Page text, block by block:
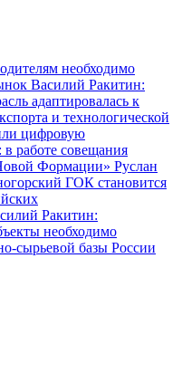
необходимо
Василий Ракитин:
адаптировалась к
и технологической
цифровую
работе совещания
Формации» Руслан
ГОК становится
Ракитин:
необходимо
сырьевой базы России